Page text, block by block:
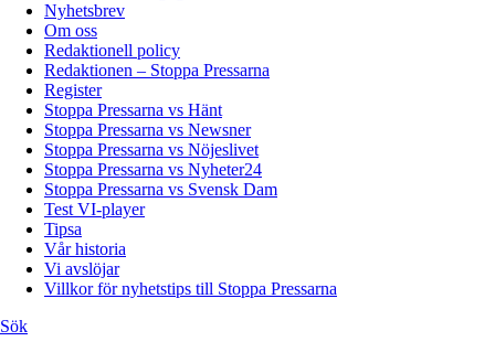
Nyhetsbrev
Om oss
Redaktionell policy
Redaktionen – Stoppa Pressarna
Register
Stoppa Pressarna vs Hänt
Stoppa Pressarna vs Newsner
Stoppa Pressarna vs Nöjeslivet
Stoppa Pressarna vs Nyheter24
Stoppa Pressarna vs Svensk Dam
Test VI-player
Tipsa
Vår historia
Vi avslöjar
Villkor för nyhetstips till Stoppa Pressarna
Sök